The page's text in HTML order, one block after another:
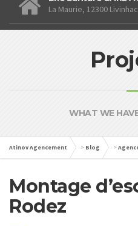
La Maurie, 12300
WHAT WE
Atinov Agencement > Blog >
Montage
Rodez